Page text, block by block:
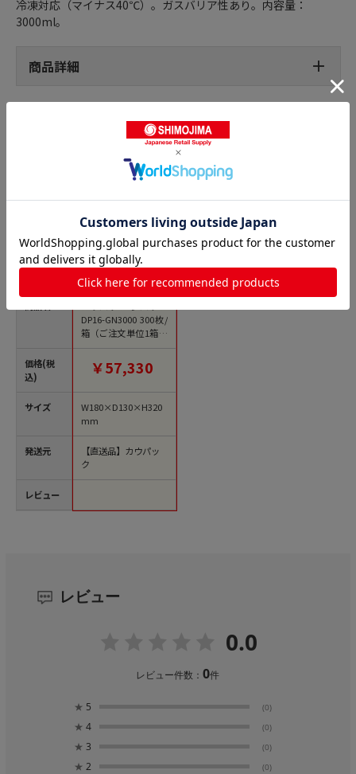
冷凍対応（マイナス40℃）。ガスバリア性あり。内容量：
3000ml。
商品詳細
スパウトパック ガスバリアの人気商品との比較
価格(税
込)
サイズ
発送元
レビュー
DP16-GN3000 300枚/
箱（ご注文単位1箱）
【直送品】
￥57,330
W180×D130×H320
mm
【直送品】カウパッ
ク
レビュー
0.0
レビュー件数：0件
★ 5 (0)
★ 4 (0)
★ 3 (0)
★ 2 (0)